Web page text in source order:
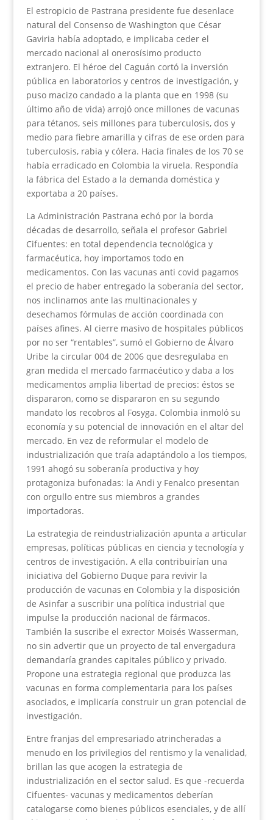
El estropicio de Pastrana presidente fue desenlace
natural del Consenso de Washington que César
Gaviria había adoptado, e implicaba ceder el
mercado nacional al onerosísimo producto
extranjero. El héroe del Caguán cortó la inversión
pública en laboratorios y centros de investigación, y
puso macizo candado a la planta que en 1998 (su
último año de vida) arrojó once millones de vacunas
para tétanos, seis millones para tuberculosis, dos y
medio para fiebre amarilla y cifras de ese orden para
tuberculosis, rabia y cólera. Hacia finales de los 70 se
había erradicado en Colombia la viruela. Respondía
la fábrica del Estado a la demanda doméstica y
exportaba a 20 países.
La Administración Pastrana echó por la borda
décadas de desarrollo, señala el profesor Gabriel
Cifuentes: en total dependencia tecnológica y
farmacéutica, hoy importamos todo en
medicamentos. Con las vacunas anti covid pagamos
el precio de haber entregado la soberanía del sector,
nos inclinamos ante las multinacionales y
desechamos fórmulas de acción coordinada con
países afines. Al cierre masivo de hospitales públicos
por no ser “rentables”, sumó el Gobierno de Álvaro
Uribe la circular 004 de 2006 que desregulaba en
gran medida el mercado farmacéutico y daba a los
medicamentos amplia libertad de precios: éstos se
dispararon, como se dispararon en su segundo
mandato los recobros al Fosyga. Colombia inmoló su
economía y su potencial de innovación en el altar del
mercado. En vez de reformular el modelo de
industrialización que traía adaptándolo a los tiempos,
1991 ahogó su soberanía productiva y hoy
protagoniza bufonadas: la Andi y Fenalco presentan
con orgullo entre sus miembros a grandes
importadoras.
La estrategia de reindustrialización apunta a articular
empresas, políticas públicas en ciencia y tecnología y
centros de investigación. A ella contribuirían una
iniciativa del Gobierno Duque para revivir la
producción de vacunas en Colombia y la disposición
de Asinfar a suscribir una política industrial que
impulse la producción nacional de fármacos.
También la suscribe el exrector Moisés Wasserman,
no sin advertir que un proyecto de tal envergadura
demandaría grandes capitales público y privado.
Propone una estrategia regional que produzca las
vacunas en forma complementaria para los países
asociados, e implicaría construir un gran potencial de
investigación.
Entre franjas del empresariado atrincheradas a
menudo en los privilegios del rentismo y la venalidad,
brillan las que acogen la estrategia de
industrialización en el sector salud. Es que -recuerda
Cifuentes- vacunas y medicamentos deberían
catalogarse como bienes públicos esenciales, y de allí